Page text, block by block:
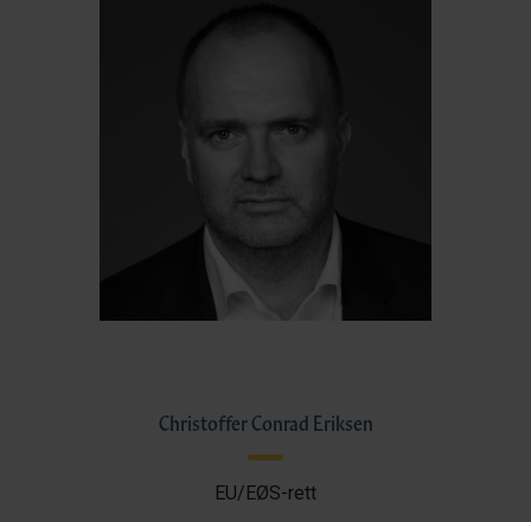
Christoffer Conrad Eriksen
EU/EØS-rett